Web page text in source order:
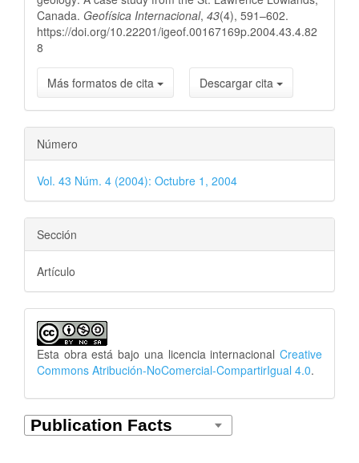
Canada. Geofísica Internacional, 43(4), 591–602.
https://doi.org/10.22201/igeof.00167169p.2004.43.4.82
8
Más formatos de cita Descargar cita
Número
Vol. 43 Núm. 4 (2004): Octubre 1, 2004
Sección
Artículo
Esta obra está bajo una licencia internacional Creative
Commons Atribución-NoComercial-CompartirIgual 4.0.